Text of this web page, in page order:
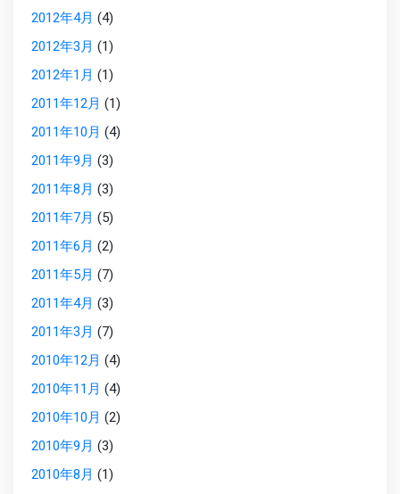
2012年4月 (4)
2012年3月 (1)
2012年1月 (1)
2011年12月 (1)
2011年10月 (4)
2011年9月 (3)
2011年8月 (3)
2011年7月 (5)
2011年6月 (2)
2011年5月 (7)
2011年4月 (3)
2011年3月 (7)
2010年12月 (4)
2010年11月 (4)
2010年10月 (2)
2010年9月 (3)
2010年8月 (1)